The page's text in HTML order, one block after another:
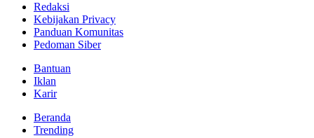
Redaksi
Kebijakan Privacy
Panduan Komunitas
Pedoman Siber
Bantuan
Iklan
Karir
Beranda
Trending